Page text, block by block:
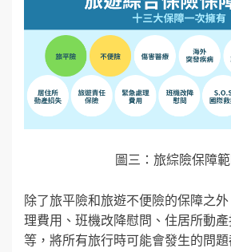
圖三：旅綜險保障範
除了旅平險和旅遊不便險的保障之
理費用、班機改降慰問、住居所動
等，將所有旅行時可能會發生的問題